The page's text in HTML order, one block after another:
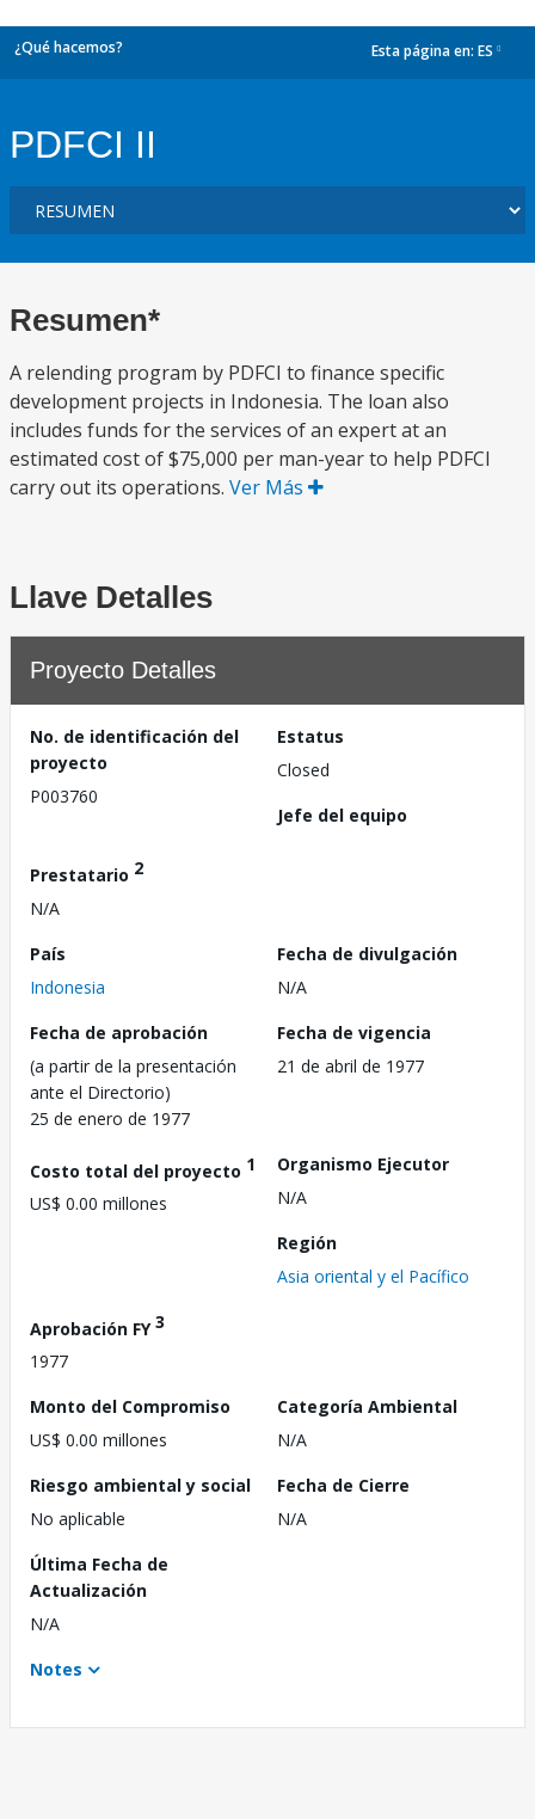
¿Qué hacemos? Esta página en: ES
PDFCI II
Resumen*
A relending program by PDFCI to finance specific
development projects in Indonesia. The loan also
includes funds for the services of an expert at an
estimated cost of $75,000 per man-year to help PDFCI
carry out its operations. Ver Más
Llave Detalles
Proyecto Detalles
No. de identificación del
proyecto
P003760
Estatus
Closed
Jefe del equipo
Prestatario 2
N/A
País
Indonesia
Fecha de divulgación
N/A
Fecha de aprobación
(a partir de la presentación
ante el Directorio)
25 de enero de 1977
Fecha de vigencia
21 de abril de 1977
Costo total del proyecto 1
US$ 0.00 millones
Organismo Ejecutor
N/A
Región
Asia oriental y el Pacífico
Aprobación FY3
1977
Monto del Compromiso
US$ 0.00 millones
Categoría Ambiental
N/A
Riesgo ambiental y social
No aplicable
Fecha de Cierre
N/A
Última Fecha de
Actualización
N/A
Notes